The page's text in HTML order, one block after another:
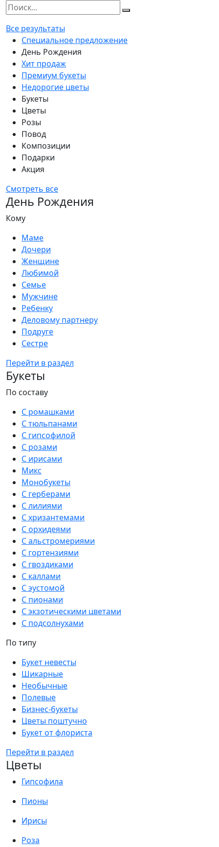
Все результаты
Специальное предложение
День Рождения
Хит продаж
Премиум букеты
Недорогие цветы
Букеты
Цветы
Розы
Повод
Композиции
Подарки
Акция
Смотреть все
День Рождения
Кому
Маме
Дочери
Женщине
Любимой
Семье
Мужчине
Ребенку
Деловому партнеру
Подруге
Сестре
Перейти в раздел
Букеты
По составу
С ромашками
С тюльпанами
С гипсофилой
С розами
С ирисами
Микс
Монобукеты
С герберами
С лилиями
С хризантемами
С орхидеями
С альстромериями
С гортензиями
С гвоздиками
С каллами
С эустомой
С пионами
С экзотическими цветами
С подсолнухами
По типу
Букет невесты
Шикарные
Необычные
Полевые
Бизнес-букеты
Цветы поштучно
Букет от флориста
Перейти в раздел
Цветы
Гипсофила
Пионы
Ирисы
Роза